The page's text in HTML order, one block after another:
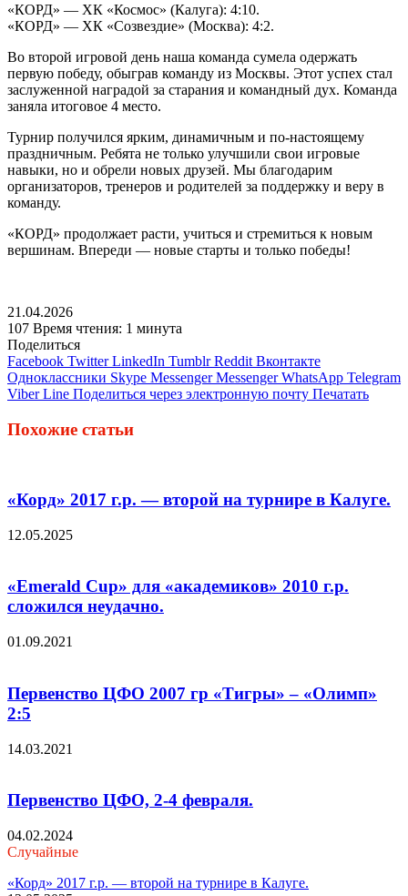
«КОРД» — ХК «Космос» (Калуга): 4:10.
«КОРД» — ХК «Созвездие» (Москва): 4:2.
Во второй игровой день наша команда сумела одержать
первую победу, обыграв команду из Москвы. Этот успех стал
заслуженной наградой за старания и командный дух. Команда
заняла итоговое 4 место.
Турнир получился ярким, динамичным и по-настоящему
праздничным. Ребята не только улучшили свои игровые
навыки, но и обрели новых друзей. Мы благодарим
организаторов, тренеров и родителей за поддержку и веру в
команду.
«КОРД» продолжает расти, учиться и стремиться к новым
вершинам. Впереди — новые старты и только победы!
21.04.2026
107 Время чтения: 1 минута
Поделиться
Facebook Twitter LinkedIn Tumblr Reddit Вконтакте
Одноклассники Skype Messenger Messenger WhatsApp Telegram
Viber Line Поделиться через электронную почту Печатать
Похожие статьи
«Корд» 2017 г.р. — второй на турнире в Калуге.
12.05.2025
«Emerald Cup» для «академиков» 2010 г.р.
сложился неудачно.
01.09.2021
Первенство ЦФО 2007 гр «Тигры» – «Олимп»
2:5
14.03.2021
Первенство ЦФО, 2-4 февраля.
04.02.2024
Случайные
«Корд» 2017 г.р. — второй на турнире в Калуге.